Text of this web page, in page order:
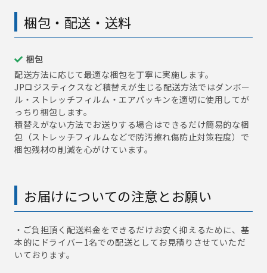
梱包・配送・送料
梱包
配送方法に応じて最適な梱包を丁寧に実施します。
JPロジスティクスなど積替えが生じる配送方法ではダンボー
ル・ストレッチフィルム・エアパッキンを適切に使用してが
っちり梱包します。
積替えがない方法でお送りする場合はできるだけ簡易的な梱
包（ストレッチフィルムなどで防汚擦れ傷防止対策程度）で
梱包残材の削減を心がけています。
お届けについての注意とお願い
・ご負担頂く配送料金をできるだけお安く抑えるために、基
本的にドライバー1名での配送としてお見積りさせていただ
いております。